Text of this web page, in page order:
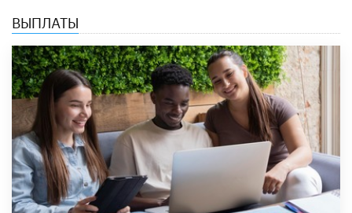
ВЫПЛАТЫ